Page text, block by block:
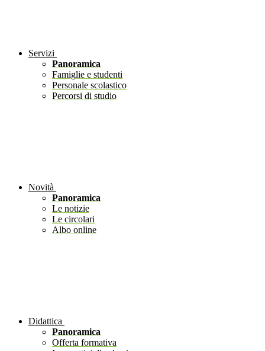
Servizi
Panoramica
Famiglie e studenti
Personale scolastico
Percorsi di studio
Novità
Panoramica
Le notizie
Le circolari
Albo online
Didattica
Panoramica
Offerta formativa